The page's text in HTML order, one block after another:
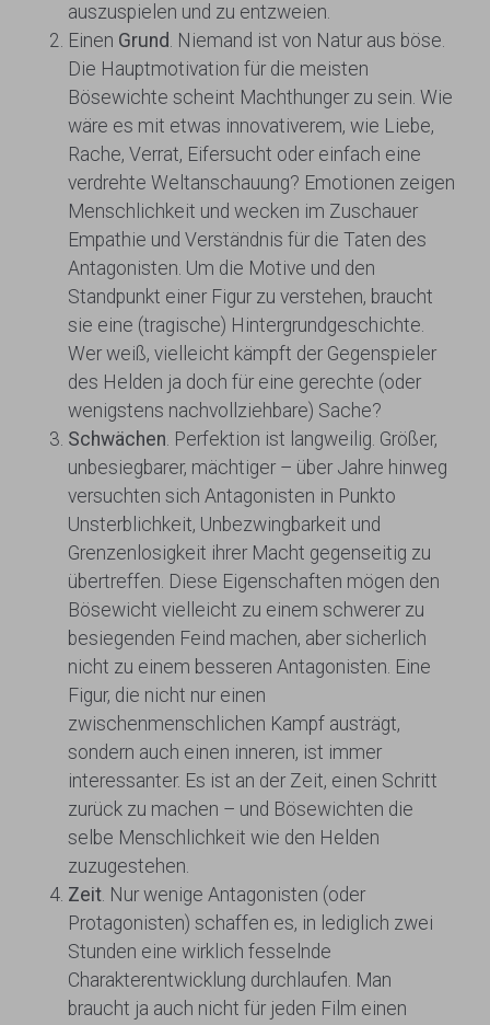
auszuspielen und zu entzweien.
Einen Grund. Niemand ist von Natur aus böse.
Die Hauptmotivation für die meisten
Bösewichte scheint Machthunger zu sein. Wie
wäre es mit etwas innovativerem, wie Liebe,
Rache, Verrat, Eifersucht oder einfach eine
verdrehte Weltanschauung? Emotionen zeigen
Menschlichkeit und wecken im Zuschauer
Empathie und Verständnis für die Taten des
Antagonisten. Um die Motive und den
Standpunkt einer Figur zu verstehen, braucht
sie eine (tragische) Hintergrundgeschichte.
Wer weiß, vielleicht kämpft der Gegenspieler
des Helden ja doch für eine gerechte (oder
wenigstens nachvollziehbare) Sache?
Schwächen. Perfektion ist langweilig. Größer,
unbesiegbarer, mächtiger – über Jahre hinweg
versuchten sich Antagonisten in Punkto
Unsterblichkeit, Unbezwingbarkeit und
Grenzenlosigkeit ihrer Macht gegenseitig zu
übertreffen. Diese Eigenschaften mögen den
Bösewicht vielleicht zu einem schwerer zu
besiegenden Feind machen, aber sicherlich
nicht zu einem besseren Antagonisten. Eine
Figur, die nicht nur einen
zwischenmenschlichen Kampf austrägt,
sondern auch einen inneren, ist immer
interessanter. Es ist an der Zeit, einen Schritt
zurück zu machen – und Bösewichten die
selbe Menschlichkeit wie den Helden
zuzugestehen.
Zeit. Nur wenige Antagonisten (oder
Protagonisten) schaffen es, in lediglich zwei
Stunden eine wirklich fesselnde
Charakterentwicklung durchlaufen. Man
braucht ja auch nicht für jeden Film einen